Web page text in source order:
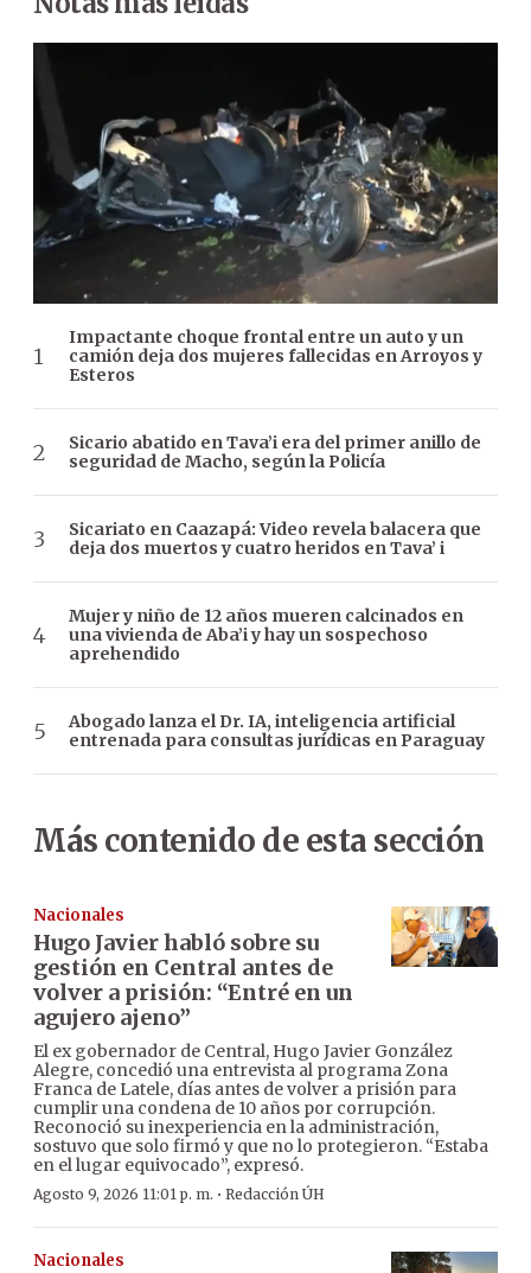
Impactante choque frontal entre un auto y un
camión deja dos mujeres fallecidas en Arroyos y
Esteros
Sicario abatido en Tava’i era del primer anillo de
seguridad de Macho, según la Policía
Sicariato en Caazapá: Video revela balacera que
deja dos muertos y cuatro heridos en Tava’ i
Mujer y niño de 12 años mueren calcinados en
una vivienda de Aba’i y hay un sospechoso
aprehendido
Abogado lanza el Dr. IA, inteligencia artificial
entrenada para consultas jurídicas en Paraguay
Más contenido de esta sección
Nacionales
Hugo Javier habló sobre su
gestión en Central antes de
volver a prisión: “Entré en un
agujero ajeno”
El ex gobernador de Central, Hugo Javier González
Alegre, concedió una entrevista al programa Zona
Franca de Latele, días antes de volver a prisión para
cumplir una condena de 10 años por corrupción.
Reconoció su inexperiencia en la administración,
sostuvo que solo firmó y que no lo protegieron. “Estaba
en el lugar equivocado”, expresó.
Agosto 9, 2026 11:01 p. m. · Redacción ÚH
Nacionales